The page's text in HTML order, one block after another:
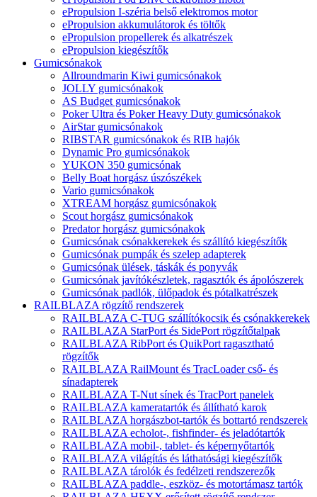
ePropulsion I-széria belső elektromos motor
ePropulsion akkumulátorok és töltők
ePropulsion propellerek és alkatrészek
ePropulsion kiegészítők
Gumicsónakok
Allroundmarin Kiwi gumicsónakok
JOLLY gumicsónakok
AS Budget gumicsónakok
Poker Ultra és Poker Heavy Duty gumicsónakok
AirStar gumicsónakok
RIBSTAR gumicsónakok és RIB hajók
Dynamic Pro gumicsónakok
YUKON 350 gumicsónak
Belly Boat horgász úszószékek
Vario gumicsónakok
XTREAM horgász gumicsónakok
Scout horgász gumicsónakok
Predator horgász gumicsónakok
Gumicsónak csónakkerekek és szállító kiegészítők
Gumicsónak pumpák és szelep adapterek
Gumicsónak ülések, táskák és ponyvák
Gumicsónak javítókészletek, ragasztók és ápolószerek
Gumicsónak padlók, ülőpadok és pótalkatrészek
RAILBLAZA rögzítő rendszerek
RAILBLAZA C-TUG szállítókocsik és csónakkerekek
RAILBLAZA StarPort és SidePort rögzítőtalpak
RAILBLAZA RibPort és QuikPort ragasztható
rögzítők
RAILBLAZA RailMount és TracLoader cső- és
sínadapterek
RAILBLAZA T-Nut sínek és TracPort panelek
RAILBLAZA kameratartók és állítható karok
RAILBLAZA horgászbot-tartók és bottartó rendszerek
RAILBLAZA echolot-, fishfinder- és jeladótartók
RAILBLAZA mobil-, tablet- és képernyőtartók
RAILBLAZA világítás és láthatósági kiegészítők
RAILBLAZA tárolók és fedélzeti rendszerezők
RAILBLAZA paddle-, eszköz- és motortámasz tartók